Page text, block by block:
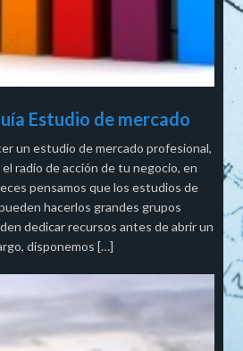
Estudio de mercado
un estudio de mercado profesional,
radio de acción de tu negocio, en
pensamos que los estudios de
hacerlos grandes grupos
dedicar recursos antes de abrir un
disponemos […]